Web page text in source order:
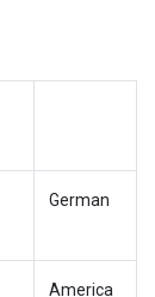
German
America